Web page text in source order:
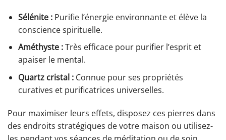
Sélénite :Purifie l’énergie environnante et élève la
conscience spirituelle.
Améthyste :Très efficace pour purifier l’esprit et
apaiser le mental.
Quartz cristal :Connue pour ses propriétés
curatives et purificatrices universelles.
Pour maximiser leurs effets, disposez ces pierres dans
des endroits stratégiques de votre maison ou utilisez-